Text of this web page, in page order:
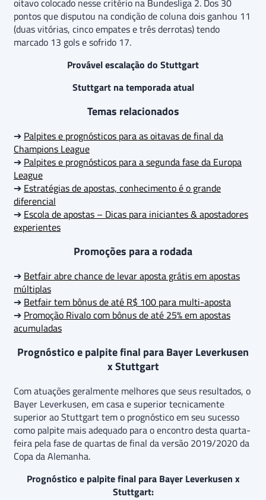
oitavo colocado nesse critério na Bundesliga 2. Dos 30
pontos que disputou na condição de coluna dois ganhou 11
(duas vitórias, cinco empates e três derrotas) tendo
marcado 13 gols e sofrido 17.
Provável escalação do Stuttgart
Stuttgart na temporada atual
Temas relacionados
➔ Palpites e prognósticos para as oitavas de final da
Champions League
➔ Palpites e prognósticos para a segunda fase da Europa
League
➔ Estratégias de apostas, conhecimento é o grande
diferencial
➔ Escola de apostas – Dicas para iniciantes & apostadores
experientes
Promoções para a rodada
➔ Betfair abre chance de levar aposta grátis em apostas
múltiplas
➔ Betfair tem bônus de até R$ 100 para multi-aposta
➔ Promoção Rivalo com bônus de até 25% em apostas
acumuladas
Prognóstico e palpite final para Bayer Leverkusen
x Stuttgart
Com atuações geralmente melhores que seus resultados, o
Bayer Leverkusen, em casa e superior tecnicamente
superior ao Stuttgart tem o prognóstico em seu sucesso
como palpite mais adequado para o encontro desta quarta-
feira pela fase de quartas de final da versão 2019/2020 da
Copa da Alemanha.
Prognóstico e palpite final para Bayer Leverkusen x
Stuttgart: